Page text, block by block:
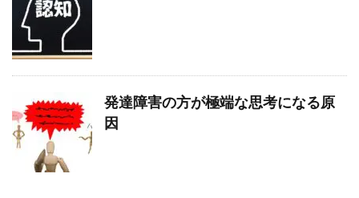
発達障害の方が極端な思考になる原
因